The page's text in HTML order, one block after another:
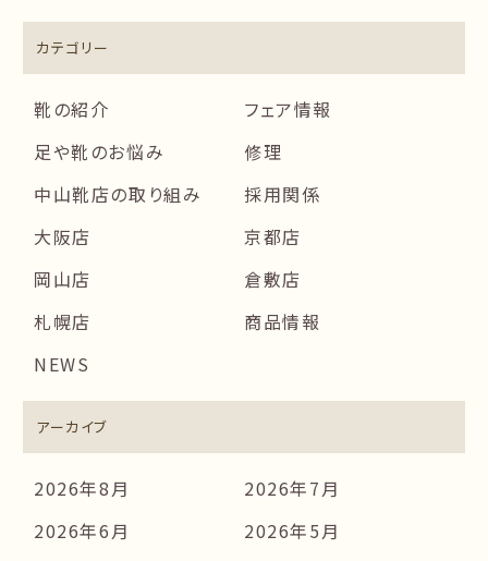
カテゴリー
靴の紹介
フェア情報
足や靴のお悩み
修理
中山靴店の取り組み
採用関係
大阪店
京都店
岡山店
倉敷店
札幌店
商品情報
NEWS
アーカイブ
2026年8月
2026年7月
2026年6月
2026年5月